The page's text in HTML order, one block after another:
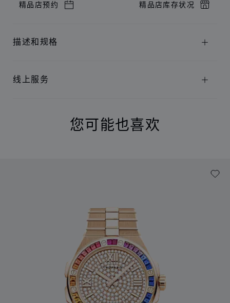
精品店预约 精品店库存状况
描述和规格
线上服务
您可能也喜欢